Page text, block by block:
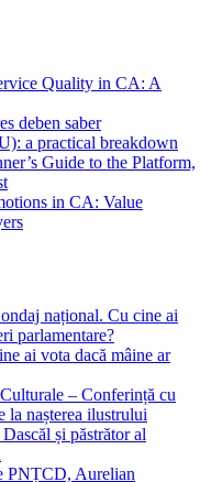
Quality in CA: A
deben saber
a practical breakdown
Guide to the Platform,
in CA: Value
național. Cu cine ai
parlamentare?
ai vota dacă mâine ar
– Conferință cu
la nașterea ilustrului
și păstrător al
PNȚCD, Aurelian